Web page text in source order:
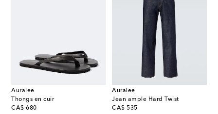
Auralee
Thongs en cuir
CA$ 680
original price
Auralee
Jean ample Hard Twist
CA$ 535
original price